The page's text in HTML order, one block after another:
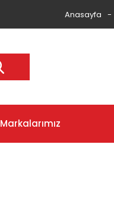
Anasayfa
Markalarımız